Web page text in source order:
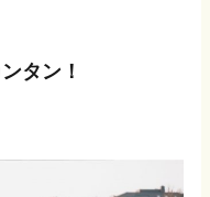
タン！